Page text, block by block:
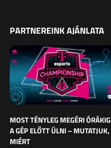
PARTNEREINK AJÁNLATA
MOST TÉNYLEG MEGÉRI ÓRÁKIG
A GÉP ELŐTT ÜLNI – MUTATJUK,
MIÉRT